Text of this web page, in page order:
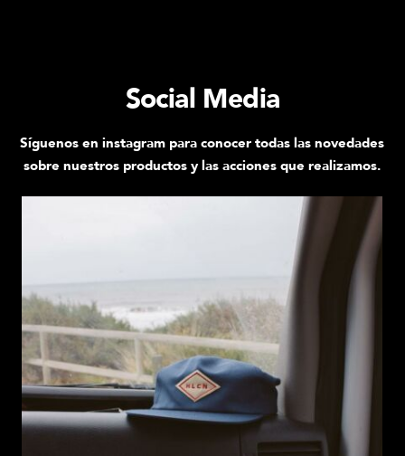
Social Media
Síguenos en instagram para conocer todas las novedades
sobre nuestros productos y las acciones que realizamos.